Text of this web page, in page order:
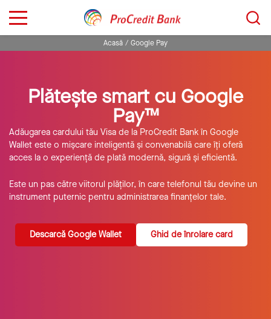
Acasă Google Pay
Plătește smart cu Google
Pay™
Adăugarea cardului tău Visa de la ProCredit Bank în Google
Wallet este o mișcare inteligentă și convenabilă care îți oferă
acces la o experiență de plată modernă, sigură și eficientă.
Este un pas către viitorul plăților, în care telefonul tău devine un
instrument puternic pentru administrarea finanțelor tale.
Descarcă Google Wallet Ghid de înrolare card